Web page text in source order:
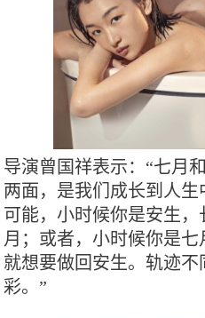
导演曾国祥表示：“七月
两面，是我们成长到人生
可能，小时候你是安生
月；或者，小时候你是
就想要做回安生。轨迹
彩。”